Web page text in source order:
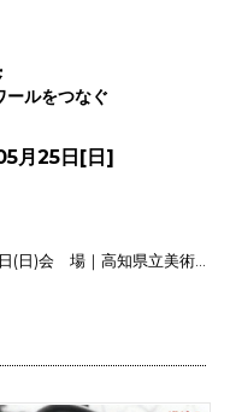
ールをつなぐ
月25日[日]
(日)会 場｜高知県立美術...